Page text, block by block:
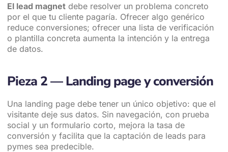
El lead magnet debe resolver un problema concreto
por el que tu cliente pagaría. Ofrecer algo genérico
reduce conversiones; ofrecer una lista de verificación
o plantilla concreta aumenta la intención y la entrega
de datos.
Pieza 2 — Landing page y conversión
Una landing page debe tener un único objetivo: que el
visitante deje sus datos. Sin navegación, con prueba
social y un formulario corto, mejora la tasa de
conversión y facilita que la captación de leads para
pymes sea predecible.